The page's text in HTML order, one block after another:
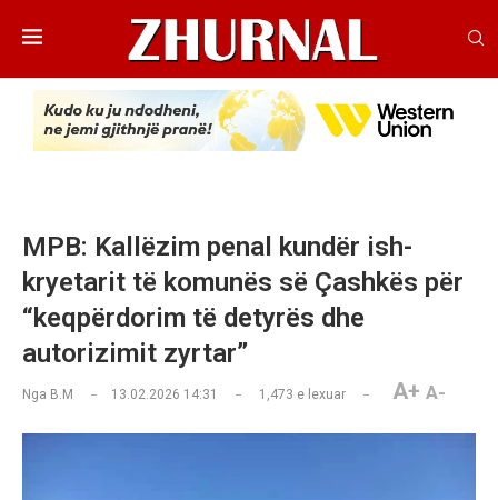
MPB: Kallëzim penal kundër ish-
kryetarit të komunës së Çashkës për
“keqpërdorim të detyrës dhe
autorizimit zyrtar”
Nga B.M 13.02.2026 14:31 1,473 e lexuar A+ A-